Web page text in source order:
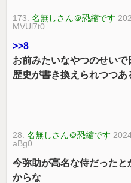
173:名無しさん＠恐縮です
MVUl7t0
>>8
お前みたいなやつのせい
歴史が書き換えられつつあ
28:名無しさん＠恐縮です
aBg0
今弥助が高名な侍だった
からな